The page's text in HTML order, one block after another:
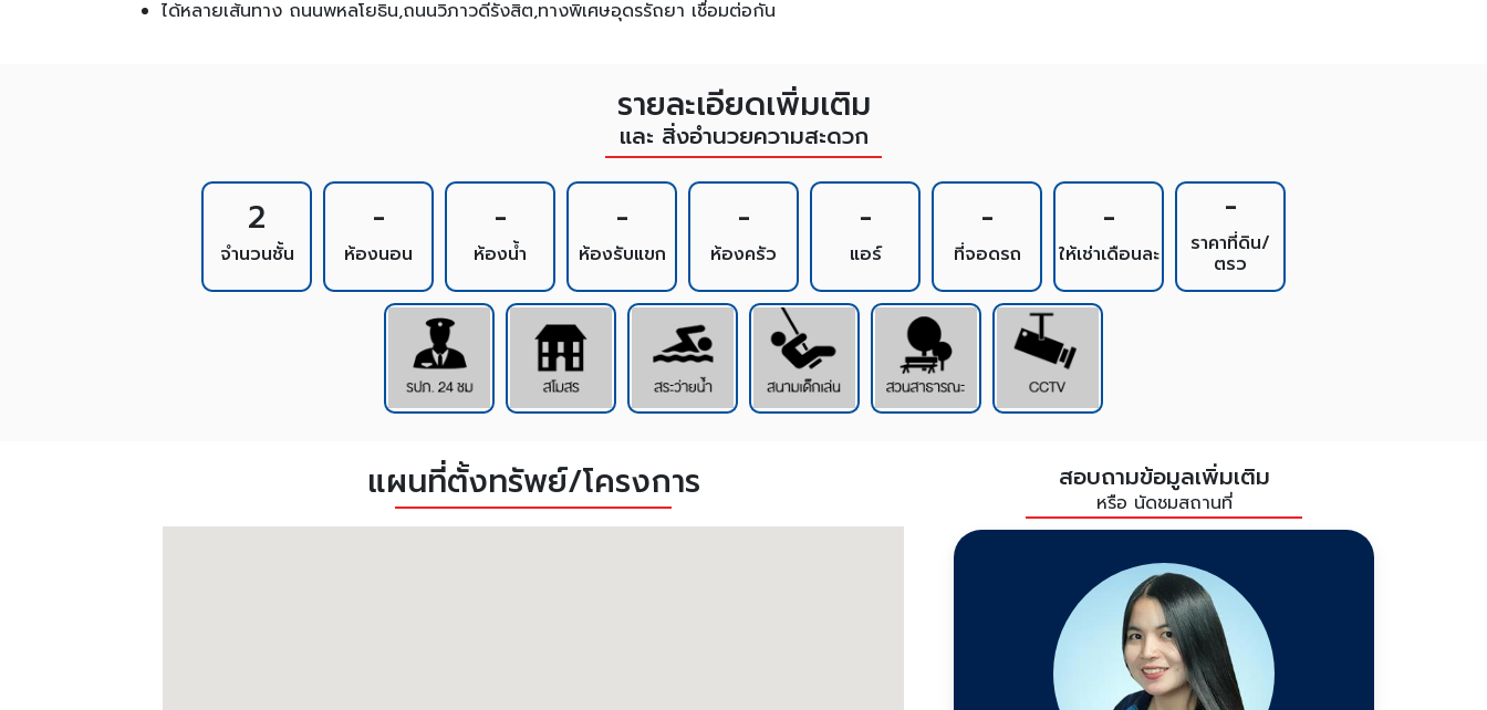
ได้หลายเส้นทาง ถนนพหลโยธิน,ถนนวิภาวดีรังสิต,ทางพิเศษอุดรรัถยา เชื่อมต่อกัน
รายละเอียดเพิ่มเติม
และ สิ่งอำนวยความสะดวก
2
จำนวนชั้น
-
ห้องนอน
-
ห้องน้ำ
-
ห้องรับแขก
-
ห้องครัว
-
แอร์
-
ที่จอดรถ
-
ให้เช่าเดือนละ
-
ราคาที่ดิน/
ตรว
แผนที่ตั้งทรัพย์/โครงการ สอบถามข้อมูลเพิ่มเติม
หรือ นัดชมสถานที่